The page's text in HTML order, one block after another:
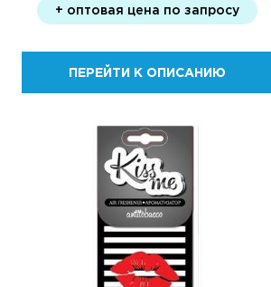
+ оптовая цена по запросу
ПЕРЕЙТИ К ОПИСАНИЮ